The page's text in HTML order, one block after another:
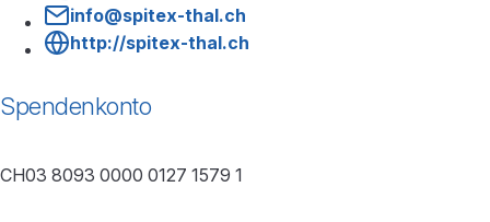
info@spitex-thal.ch
http://spitex-thal.ch
Spendenkonto
CH03 8093 0000 0127 1579 1